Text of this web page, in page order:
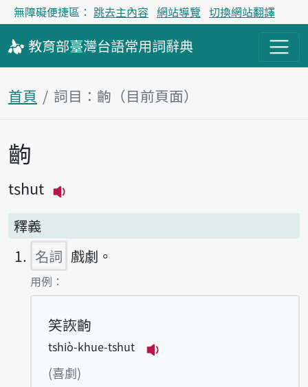
無障礙便捷區： 跳去主內容 網站導覽 切換網站翻譯
教育部臺灣台語常用詞辭典
首頁 詞目：齣（目前頁面）
主內容區塊
齣
tshut
釋義
名詞 戲劇。
第1項釋義的
用例：
笑詼齣
tshiò-khue-tshut
(喜劇)